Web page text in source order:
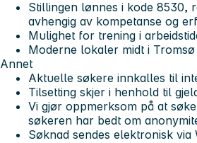
Stillingen lønnes i kode 8530,
avhengig av kompetanse og
Mulighet for trening i
Moderne lokaler midt i
Annet
Aktuelle søkere innkalles til
Tilsetting skjer i henhold til
Vi gjør oppmerksom på at
søkeren har bedt om
Søknad sendes elektronisk via